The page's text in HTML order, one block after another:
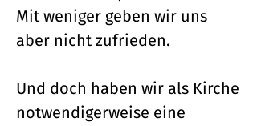
Mit weniger geben wir uns
aber nicht zufrieden.
Und doch haben wir als Kirche
notwendigerweise eine